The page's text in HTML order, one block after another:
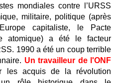
mondiales contre l’URSS
militaire, politique (après
capitaliste, le Pacte
atomique) a été le facteur
1990 a été un coup terrible
Un travailleur de l'ONF
les acquis de la révolution